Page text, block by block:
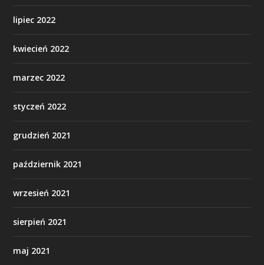
lipiec 2022
kwiecień 2022
marzec 2022
styczeń 2022
grudzień 2021
październik 2021
wrzesień 2021
sierpień 2021
maj 2021